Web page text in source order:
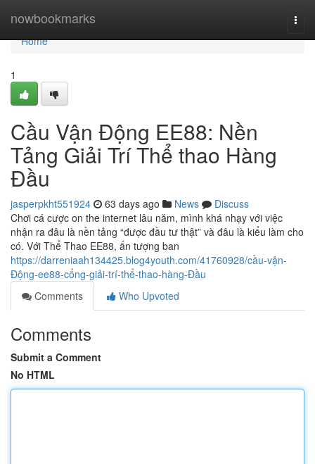
nowbookmarks
Home
Home
1
Cầu Vận Động EE88: Nền
Tảng Giải Trí Thể thao Hàng
Đầu
jasperpkht551924 63 days ago News
Discuss
Chơi cá cược on the internet lâu năm, mình khá nhạy với việc
nhận ra đâu là nền tảng “được đầu tư thật” và đâu là kiểu làm cho
có. Với Thể Thao EE88, ấn tượng ban
https://darreniaah134425.blog4youth.com/41760928/cầu-vận-
Động-ee88-cổng-giải-trí-thể-thao-hàng-Đầu
Comments
Who Upvoted
Comments
Submit a Comment
No HTML